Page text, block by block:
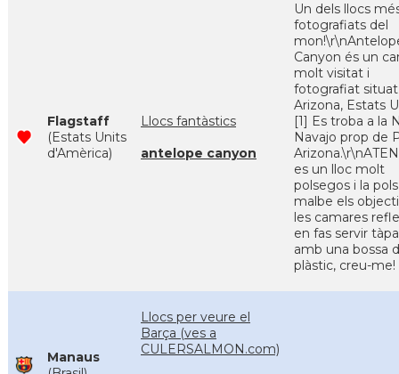
Flagstaff
(Estats Units
d'Amèrica)
Llocs fantàstics
antelope canyon
Un dels llocs
fotografiats del
Canyon és un
molt visitat i
fotografiat
Arizona, Estats
[1] Es troba a la
Navajo prop de
es un lloc molt
polsegos i la
malbe els
les camares
en fas servir
amb una bossa
plàstic, creu-me!
Manaus
Llocs per veure el
Barça (ves a
CULERSALMON.com)